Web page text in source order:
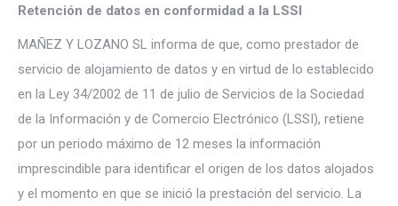
Retención de datos en conformidad a la LSSI
MAÑEZ Y LOZANO SL informa de que, como prestador de
servicio de alojamiento de datos y en virtud de lo establecido
en la Ley 34/2002 de 11 de julio de Servicios de la Sociedad
de la Información y de Comercio Electrónico (LSSI), retiene
por un periodo máximo de 12 meses la información
imprescindible para identificar el origen de los datos alojados
y el momento en que se inició la prestación del servicio. La